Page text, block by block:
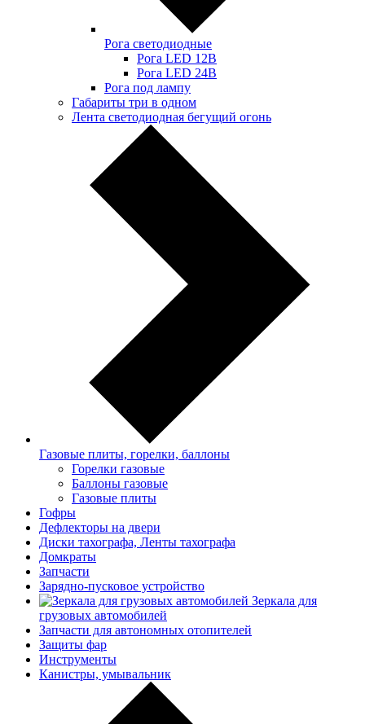
Рога светодиодные
Рога LED 12В
Рога LED 24В
Рога под лампу
Габариты три в одном
Лента светодиодная бегущий огонь
Газовые плиты, горелки, баллоны
Горелки газовые
Баллоны газовые
Газовые плиты
Гофры
Дефлекторы на двери
Диски тахографа, Ленты тахографа
Домкраты
Запчасти
Зарядно-пусковое устройство
Зеркала для
грузовых автомобилей
Запчасти для автономных отопителей
Защиты фар
Инструменты
Канистры, умывальник